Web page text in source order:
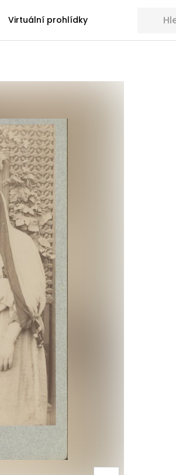
Virtuální prohlídky